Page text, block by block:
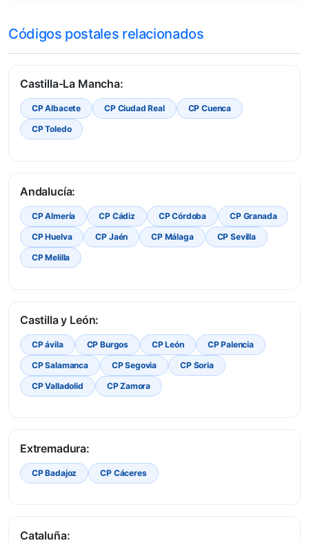
Códigos postales relacionados
Castilla-La Mancha:
CP Albacete CP Ciudad Real
CP Cuenca
CP Toledo
Andalucía:
CP Almería CP Cádiz CP Córdoba
CP Granada
CP Huelva
CP Jaén CP Málaga
CP Sevilla
CP Melilla
Castilla y León:
CP ávila CP Burgos CP León
CP Palencia
CP Salamanca
CP Segovia
CP Soria
CP Valladolid
CP Zamora
Extremadura:
CP Badajoz CP Cáceres
Cataluña: